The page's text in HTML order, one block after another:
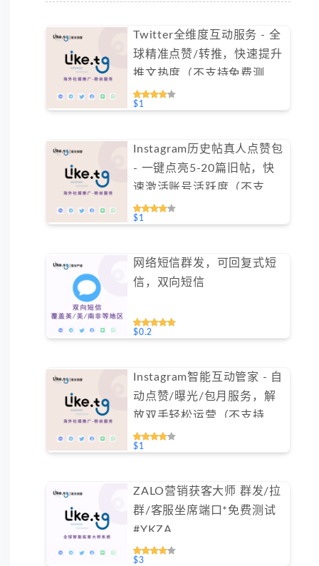
Twitter全维度互动服务 - 全
球精准点赞/转推，快速提升
推文热度（不支持免费测
试）
$1
Instagram历史帖真人点赞包
- 一键点亮5-20篇旧帖，快
速激活账号活跃度（不支持
免费测试）
$1
网络短信群发，可回复式短
信，双向短信
$0.2
Instagram智能互动管家 - 自
动点赞/曝光/包月服务，解
放双手轻松运营（不支持免
费测试）
$1
ZALO营销获客大师 群发/拉
群/客服坐席端口*免费测试
#YKZA
$3